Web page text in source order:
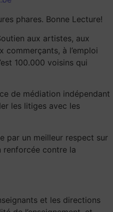
phares. Bonne Lecture!
aux artistes, aux
commerçants, à l’emploi
100.000 voisins qui
de médiation indépendant
les litiges avec les
par un meilleur respect sur
renforcée contre la
et les directions